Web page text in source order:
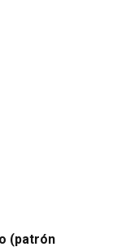
(patrón